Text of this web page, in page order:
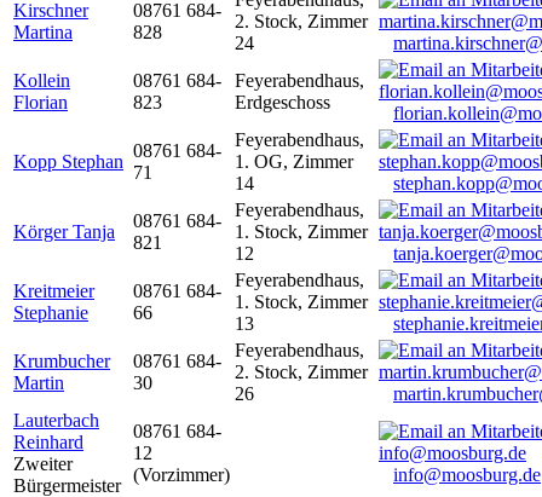
Kirschner
Martina
08761 684-
828
2. Stock, Zimmer
24
Kollein
Florian
08761 684-
823
Feyerabendhaus,
Erdgeschoss
Kopp Stephan
08761 684-
71
Feyerabendhaus,
1. OG, Zimmer
14
Körger Tanja
08761 684-
821
Feyerabendhaus,
1. Stock, Zimmer
12
Kreitmeier
Stephanie
08761 684-
66
Feyerabendhaus,
1. Stock, Zimmer
13
Krumbucher
Martin
08761 684-
30
Feyerabendhaus,
2. Stock, Zimmer
26
Lauterbach
Reinhard
Zweiter
Bürgermeister
08761 684-
12
(Vorzimmer)
info@moosburg.de